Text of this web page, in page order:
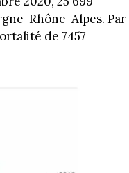
Rhône-Alpes. Par
de 7457